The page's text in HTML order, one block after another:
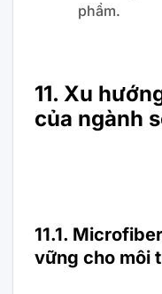
phẩm.
11. Xu
của ngành
11.1.
vững cho môi